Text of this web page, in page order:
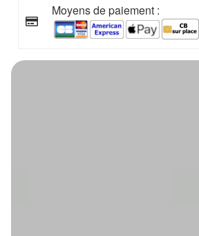
Moyens de paiement :